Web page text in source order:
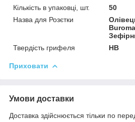
Кількість в упаковці, шт.
50
Назва для Розєтки
Твердість грифеля
HB
Приховати
Умови доставки
Доставка здійснюється тільки по